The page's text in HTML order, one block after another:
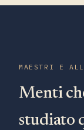
MAESTRI E
Menti
studiato